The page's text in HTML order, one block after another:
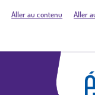
Aller au contenu Aller